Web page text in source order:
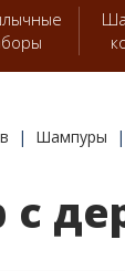
Шампуры